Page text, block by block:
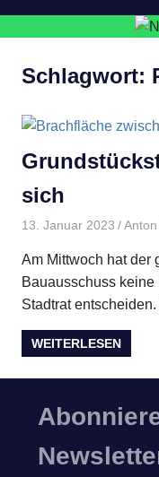
Schlagwort:
sich
13. Januar 2023
Am Mittwoch hat der
Bauausschuss
Stadtrat
WEITERLESEN